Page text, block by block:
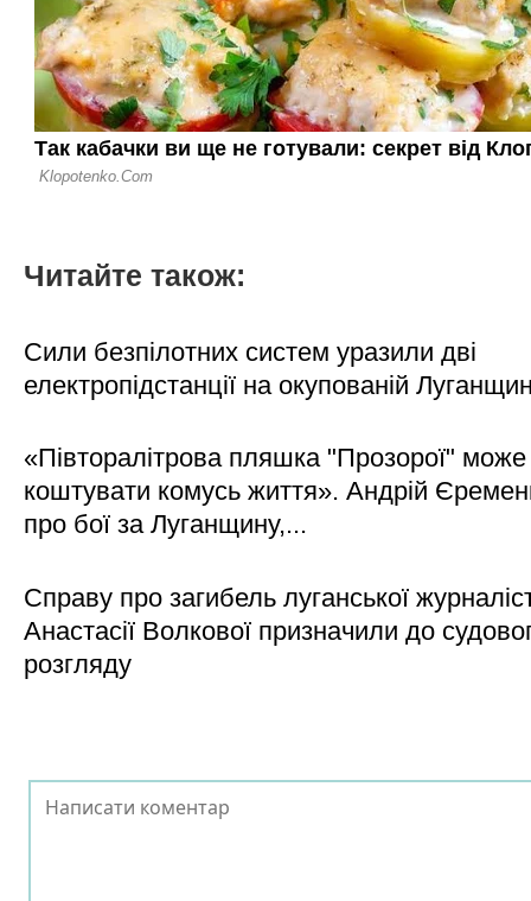
Читайте також:
Сили безпілотних систем уразили дві
електропідстанції на окупованій
«Півторалітрова пляшка "Прозорої" може
коштувати комусь життя». Андрій
про бої за Луганщину,...
Справу про загибель луганської
Анастасії Волкової призначили до
розгляду